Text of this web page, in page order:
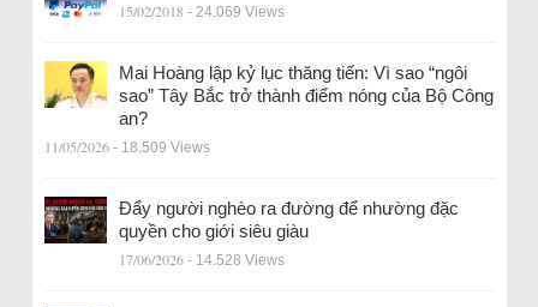
15/02/2018 - 24.069 Views
Mai Hoàng lập kỷ lục thăng tiến: Vì sao “ngôi
sao” Tây Bắc trở thành điểm nóng của Bộ Công
an?
11/05/2026 - 18.509 Views
Đẩy người nghèo ra đường để nhường đặc
quyền cho giới siêu giàu
17/06/2026 - 14.528 Views